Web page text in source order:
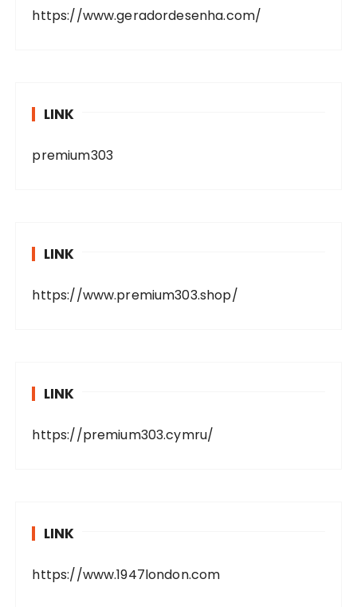
https://www.geradordesenha.com/
LINK
premium303
LINK
https://www.premium303.shop/
LINK
https://premium303.cymru/
LINK
https://www.1947london.com